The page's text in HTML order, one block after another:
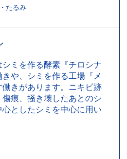
たるみ
ミを作る酵素『チロシナ
や、シミを作る工場『メ
きがあります。ニキビ跡
痕、掻き壊したあとのシ
心としたシミを中心に用い